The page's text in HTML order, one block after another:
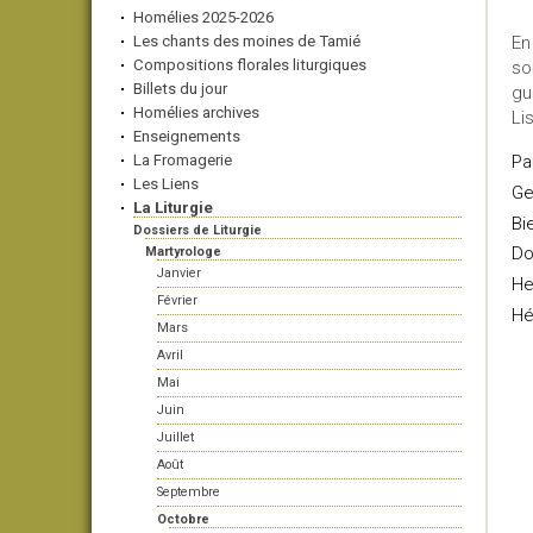
Homélies 2025-2026
Les chants des moines de Tamié
Compositions florales liturgiques
Billets du jour
Homélies archives
Enseignements
La Fromagerie
Les Liens
La Liturgie
Dossiers de Liturgie
Martyrologe
Janvier
Février
Mars
Avril
Mai
Juin
Juillet
Août
Septembre
Octobre